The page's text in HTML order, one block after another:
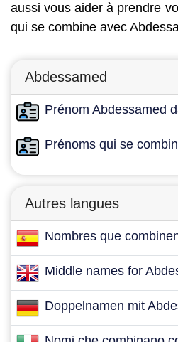
aussi vous aider à prendre
qui se combine avec
Abdessamed
Prénom Abdessamed
Prénoms qui se
Autres langues
Nombres que
Middle names for
Doppelnamen mit